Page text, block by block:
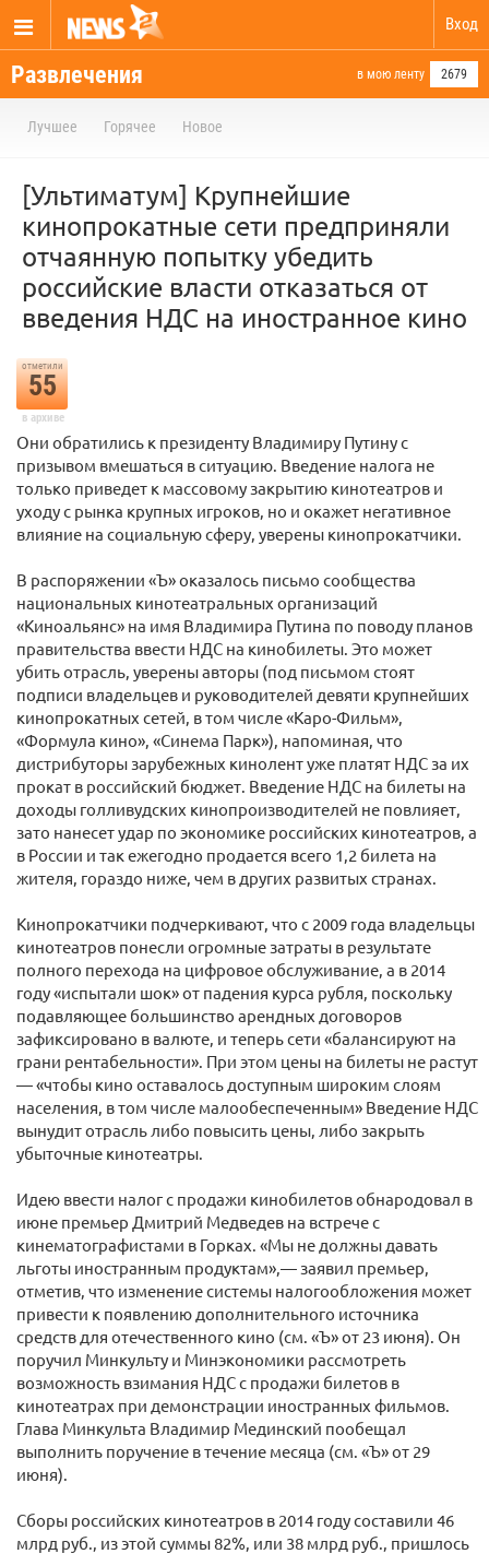
Вход
Развлечения в мою ленту 2679
Лучшее Горячее Новое
[Ультиматум] Крупнейшие
кинопрокатные сети предприняли
отчаянную попытку убедить
российские власти отказаться от
введения НДС на иностранное кино
отметили
55
в архиве
Они обратились к президенту Владимиру Путину с
призывом вмешаться в ситуацию. Введение налога не
только приведет к массовому закрытию кинотеатров и
уходу с рынка крупных игроков, но и окажет негативное
влияние на социальную сферу, уверены кинопрокатчики.
В распоряжении «Ъ» оказалось письмо сообщества
национальных кинотеатральных организаций
«Киноальянс» на имя Владимира Путина по поводу планов
правительства ввести НДС на кинобилеты. Это может
убить отрасль, уверены авторы (под письмом стоят
подписи владельцев и руководителей девяти крупнейших
кинопрокатных сетей, в том числе «Каро-Фильм»,
«Формула кино», «Синема Парк»), напоминая, что
дистрибуторы зарубежных кинолент уже платят НДС за их
прокат в российский бюджет. Введение НДС на билеты на
доходы голливудских кинопроизводителей не повлияет,
зато нанесет удар по экономике российских кинотеатров, а
в России и так ежегодно продается всего 1,2 билета на
жителя, гораздо ниже, чем в других развитых странах.
Кинопрокатчики подчеркивают, что с 2009 года владельцы
кинотеатров понесли огромные затраты в результате
полного перехода на цифровое обслуживание, а в 2014
году «испытали шок» от падения курса рубля, поскольку
подавляющее большинство арендных договоров
зафиксировано в валюте, и теперь сети «балансируют на
грани рентабельности». При этом цены на билеты не растут
— «чтобы кино оставалось доступным широким слоям
населения, в том числе малообеспеченным» Введение НДС
вынудит отрасль либо повысить цены, либо закрыть
убыточные кинотеатры.
Идею ввести налог с продажи кинобилетов обнародовал в
июне премьер Дмитрий Медведев на встрече с
кинематографистами в Горках. «Мы не должны давать
льготы иностранным продуктам»,— заявил премьер,
отметив, что изменение системы налогообложения может
привести к появлению дополнительного источника
средств для отечественного кино (см. «Ъ» от 23 июня). Он
поручил Минкульту и Минэкономики рассмотреть
возможность взимания НДС с продажи билетов в
кинотеатрах при демонстрации иностранных фильмов.
Глава Минкульта Владимир Мединский пообещал
выполнить поручение в течение месяца (см. «Ъ» от 29
июня).
Сборы российских кинотеатров в 2014 году составили 46
млрд руб., из этой суммы 82%, или 38 млрд руб., пришлось